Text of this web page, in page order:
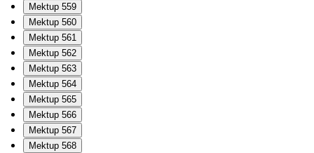
Mektup 559
Mektup 560
Mektup 561
Mektup 562
Mektup 563
Mektup 564
Mektup 565
Mektup 566
Mektup 567
Mektup 568